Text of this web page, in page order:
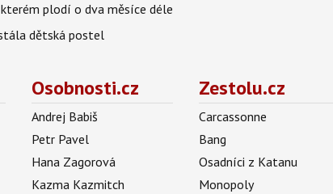
plodí o dva měsíce déle
dětská postel
Osobnosti.cz
Andrej Babiš
Petr Pavel
Hana Zagorová
Kazma Kazmitch
Zestolu.cz
Carcassonne
Bang
Osadníci z Katanu
Monopoly